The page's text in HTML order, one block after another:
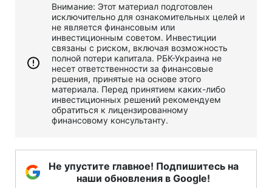
Внимание: Этот материал подготовлен
исключительно для ознакомительных целей и
не является финансовым или
инвестиционным советом. Инвестиции
связаны с риском, включая возможность
полной потери капитала. РБК-Украина не
несет ответственности за финансовые
решения, принятые на основе этого
материала. Перед принятием каких-либо
инвестиционных решений рекомендуем
обратиться к лицензированному
финансовому консультанту.
Не упустите главное! Подпишитесь на
наши обновления в Google!